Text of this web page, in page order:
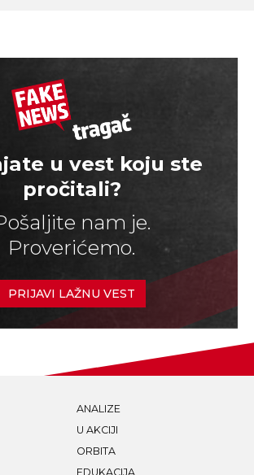
u vest koju ste
pročitali?
nam je.
Proverićemo.
PRIJAVI LAŽNU VEST
ANALIZE
U AKCIJI
ORBITA
EDUKACIJA